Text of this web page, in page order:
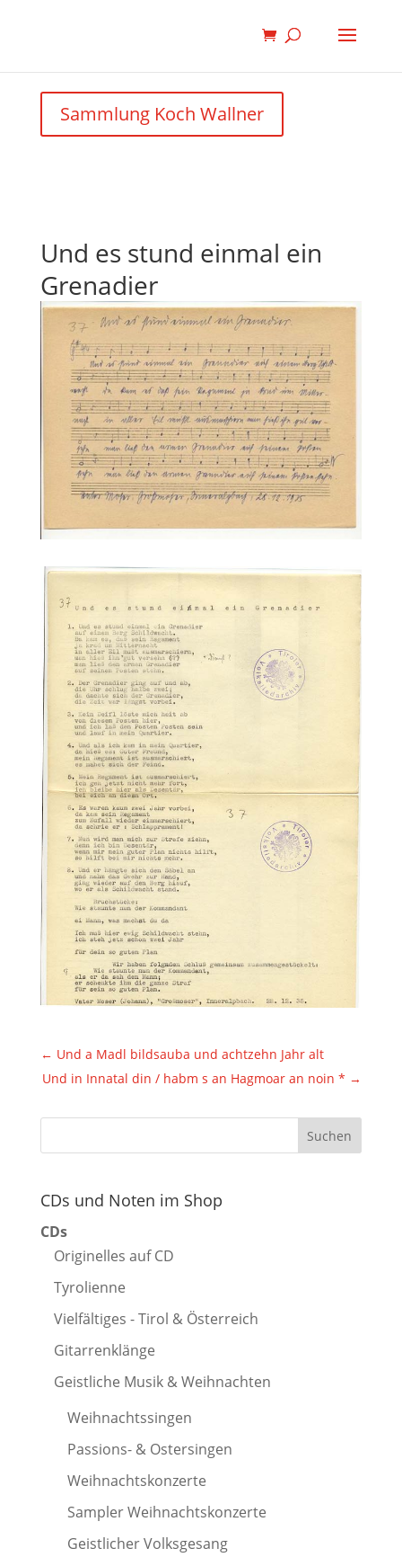
Sammlung Koch Wallner
Und es stund einmal ein
Grenadier
← Und a Madl bildsauba und achtzehn Jahr alt
Und in Innatal din / habm s an Hagmoar an noin * →
CDs und Noten im Shop
CDs
Originelles auf CD
Tyrolienne
Vielfältiges - Tirol & Österreich
Gitarrenklänge
Geistliche Musik & Weihnachten
Weihnachtssingen
Passions- & Ostersingen
Weihnachtskonzerte
Sampler Weihnachtskonzerte
Geistlicher Volksgesang